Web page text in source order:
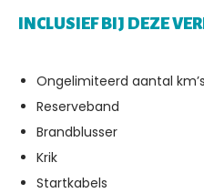
INCLUSIEF BIJ DEZE
Ongelimiteerd aantal km’s
Reserveband
Brandblusser
Krik
Startkabels